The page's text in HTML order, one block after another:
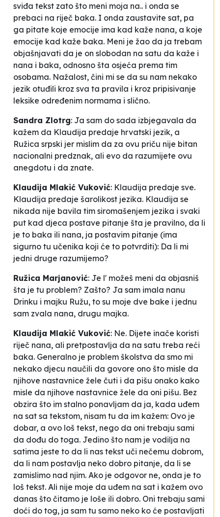
sviđa tekst zato što meni moja na.. i onda se
prebaci na riječ baka. I onda zaustavite sat, pa
ga pitate koje emocije ima kad kaže nana, a koje
emocije kad kaže baka. Meni je žao da ja trebam
objašnjavati da je on slobodan na satu da kaže i
nana i baka, odnosno šta osjeća prema tim
osobama. Nažalost, čini mi se da su nam nekako
jezik otuđili kroz sva ta pravila i kroz pripisivanje
leksike određenim normama i slično.
Sandra Zlotrg: Ja sam do sada izbjegavala da
kažem da Klaudija predaje hrvatski jezik, a
Ružica srpski jer mislim da za ovu priču nije bitan
nacionalni predznak, ali evo da razumijete ovu
anegdotu i da znate.
Klaudija Mlakić Vuković: Klaudija predaje sve.
Klaudija predaje šarolikost jezika. Klaudija se
nikada nije bavila tim siromašenjem jezika i svaki
put kad djeca postave pitanje šta je pravilno, da li
je to baka ili nana, ja postavim pitanje (ima
sigurno tu učenika koji će to potvrditi): Da li mi
jedni druge razumijemo?
Ružica Marjanović: Je l' možeš meni da objasniš
šta je tu problem? Zašto? Ja sam imala nanu
Drinku i majku Ružu, to su moje dve bake i jednu
sam zvala nana, drugu majka.
Klaudija Mlakić Vuković: Ne. Dijete inače koristi
riječ nana, ali pretpostavlja da na satu treba reći
baka. Generalno je problem školstva da smo mi
nekako djecu naučili da govore ono što misle da
njihove nastavnice žele čuti i da pišu onako kako
misle da njihove nastavnice žele da oni pišu. Bez
obzira što im stalno ponavljam da ja, kada uđem
na sat sa tekstom, nisam tu da im kažem: Ovo je
dobar, a ovo loš tekst, nego da oni trebaju sami
da dođu do toga. Jedino što nam je vodilja na
satima jeste to da li nas tekst uči nečemu dobrom,
da li nam postavlja neko dobro pitanje, da li se
zamislimo nad njim. Ako je odgovor ne, onda je to
loš tekst. Ali nije moje da uđem na sat i kažem ovo
danas što čitamo je loše ili dobro. Oni trebaju sami
doći do tog, ja sam tu samo neko ko će postavljati